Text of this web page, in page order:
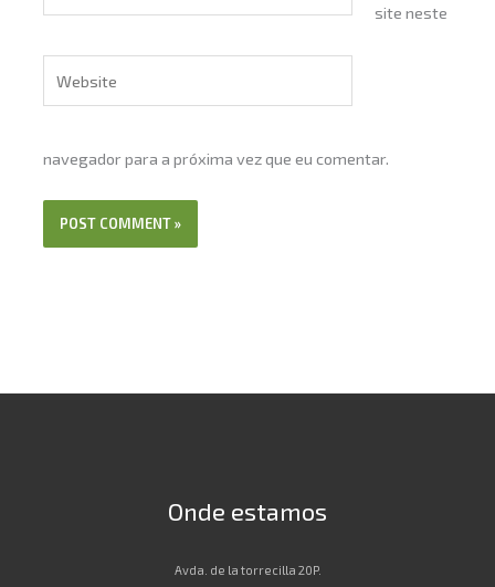
site neste
navegador para a próxima vez que eu comentar.
Onde estamos
Avda. de la torrecilla 20P.